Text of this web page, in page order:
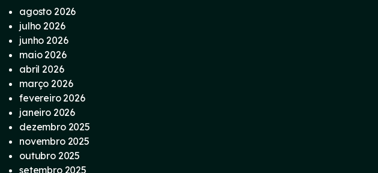
agosto 2026
julho 2026
junho 2026
maio 2026
abril 2026
março 2026
fevereiro 2026
janeiro 2026
dezembro 2025
novembro 2025
outubro 2025
setembro 2025